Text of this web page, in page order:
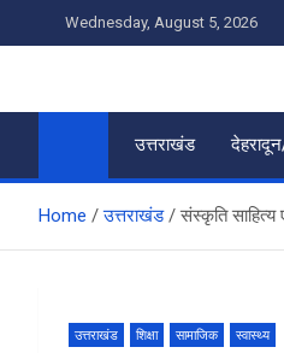
to
Wednesday, August 5, 2026
उत्तराखंड
Home उत्तराखंड संस्कृति
उत्तराखंड शिक्षा सामाजिक स्वास्थ्य